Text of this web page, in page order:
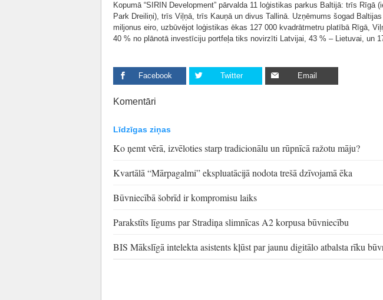
Kopumā “SIRIN Development” pārvalda 11 loģistikas parkus Baltijā: trīs Rīgā
Park Dreiliņi), trīs Viļņā, trīs Kauņā un divus Tallinā. Uzņēmums šogad
miljonus eiro, uzbūvējot loģistikas ēkas 127 000 kvadrātmetru platībā Rīgā,
40 % no plānotā investīciju portfeļa tiks novirzīti Latvijai, 43 % – Lietuvai, un
Facebook Twitter Email
Komentāri
Līdzīgas ziņas
Ko ņemt vērā, izvēloties starp tradicionālu un rūpnīcā ražotu māju?
Kvartālā “Mārpagalmi” ekspluatācijā nodota trešā dzīvojamā ēka
Būvniecībā šobrīd ir kompromisu laiks
Parakstīts līgums par Stradiņa slimnīcas A2 korpusa būvniecību
BIS Mākslīgā intelekta asistents kļūst par jaunu digitālo atbalsta rīku